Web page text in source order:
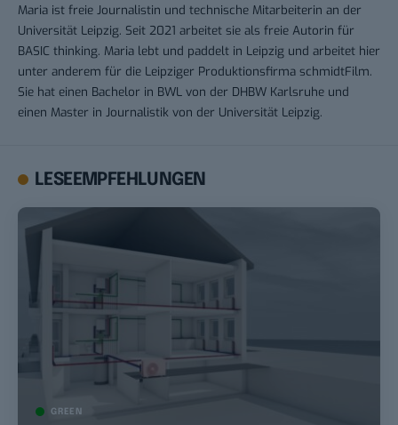
Maria ist freie Journalistin und technische Mitarbeiterin an der
Universität Leipzig. Seit 2021 arbeitet sie als freie Autorin für
BASIC thinking. Maria lebt und paddelt in Leipzig und arbeitet hier
unter anderem für die Leipziger Produktionsfirma schmidtFilm.
Sie hat einen Bachelor in BWL von der DHBW Karlsruhe und
einen Master in Journalistik von der Universität Leipzig.
LESEEMPFEHLUNGEN
GREEN